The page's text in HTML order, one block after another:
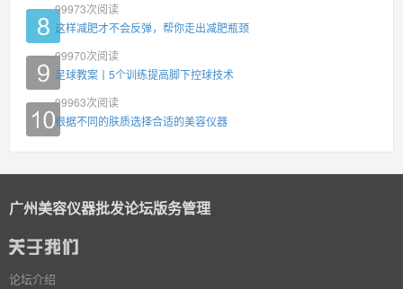
99973次阅读
这样减肥才不会反弹，帮你走出减肥瓶颈
99970次阅读
足球教案丨5个训练提高脚下控球技术
99963次阅读
根据不同的肤质选择合适的美容仪器
广州美容仪器批发论坛版务管理
论坛介绍